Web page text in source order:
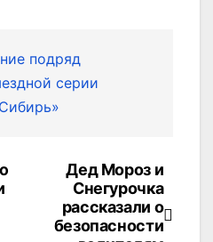
подряд
серии
Дед Мороз и
Снегурочка
рассказали о
безопасности